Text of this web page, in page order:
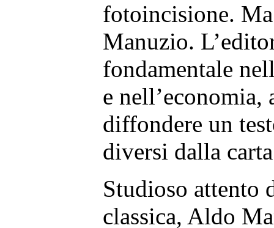
fotoincisione.
Manuzio.
fondamentale
e nell’economia,
diffondere un
diversi dalla
Studioso attento
classica, Aldo